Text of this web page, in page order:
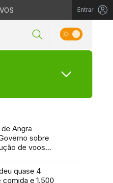
Entrar
Angra
sobre
de voos
quase 4
e 1.500